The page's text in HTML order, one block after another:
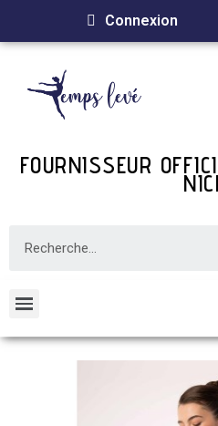
Connexion
FOURNISSEUR